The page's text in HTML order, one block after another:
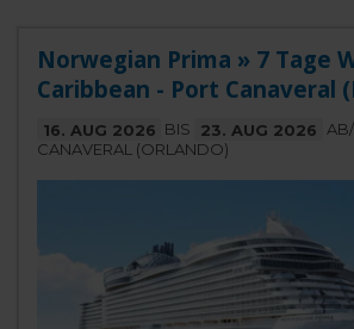
Norwegian Prima » 7 Tage
Caribbean - Port Canaveral
16. AUG 2026 BIS 23. AUG 2026
CANAVERAL (ORLANDO)